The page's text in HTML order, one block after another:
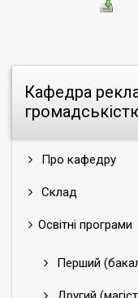
Кафедра
Про кафедру
Склад
Освітні програми
Перший